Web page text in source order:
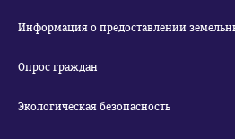
Информация о предоставлении
Опрос граждан
Экологическая безопасность